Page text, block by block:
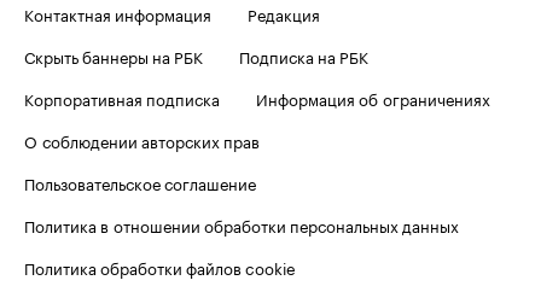
Контактная информация
Редакция
Скрыть баннеры на РБК
Подписка на РБК
Корпоративная подписка
Информация об ограничениях
О соблюдении авторских прав
Пользовательское соглашение
Политика в отношении обработки персональных данных
Политика обработки файлов cookie